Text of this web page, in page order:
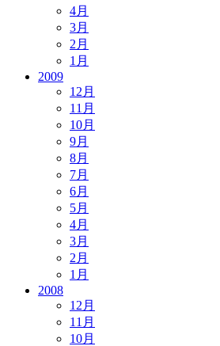
4月
3月
2月
1月
2009
12月
11月
10月
9月
8月
7月
6月
5月
4月
3月
2月
1月
2008
12月
11月
10月